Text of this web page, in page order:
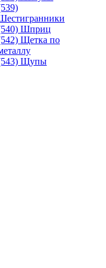
Шприц
Щетка по
Щупы